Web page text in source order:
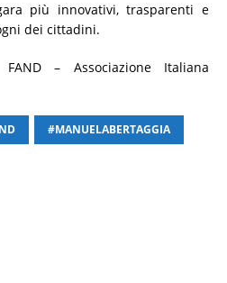
più innovativi, trasparenti e
dei cittadini.
– Associazione Italiana
#MANUELABERTAGGIA